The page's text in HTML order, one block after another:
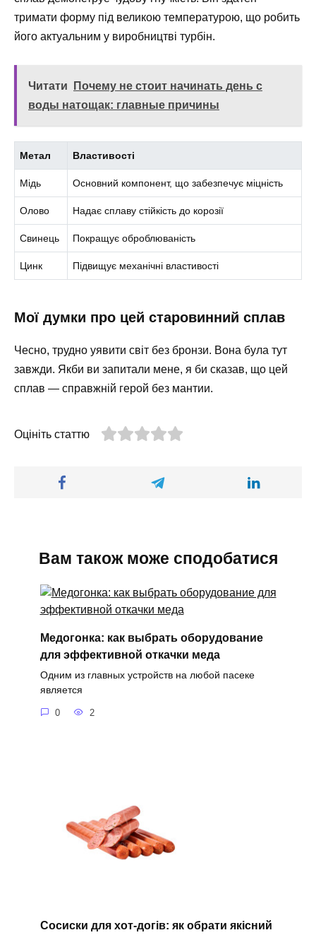
тримати форму під великою температурою, що робить
його актуальним у виробництві турбін.
Читати
Почему не стоит начинать день с
воды натощак: главные причины
Метал Властивості
Мідь Основний компонент, що забезпечує міцність
Олово Надає сплаву стійкість до корозії
Свинець Покращує оброблюваність
Цинк Підвищує механічні властивості
Мої думки про цей старовинний сплав
Чесно, трудно уявити світ без бронзи. Вона була тут
завжди. Якби ви запитали мене, я би сказав, що цей
сплав — справжній герой без мантии.
Оцініть статтю
Вам також може сподобатися
Медогонка: как выбрать оборудование
для эффективной откачки меда
Одним из главных устройств на любой пасеке
является
0 2
Сосиски для хот-догів: як обрати якісний